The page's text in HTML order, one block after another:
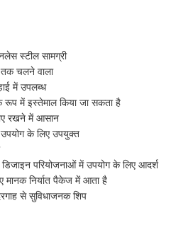
स्टील सामग्री
चलने वाला
में उपलब्ध
रूप में इस्तेमाल किया जा सकता है
रखने में आसान
के लिए उपयुक्त
डिजाइन परियोजनाओं में उपयोग के लिए आदर्श
मानक निर्यात पैकेज में आता है
से सुविधाजनक शिप